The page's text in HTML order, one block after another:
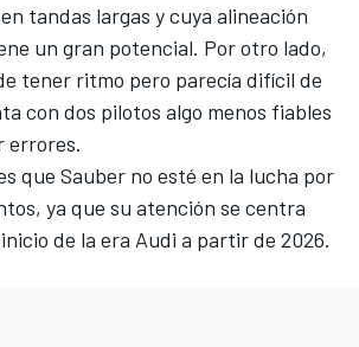
tandas largas y cuya alineación
un gran potencial. Por otro lado,
tener ritmo pero parecía difícil de
con dos pilotos algo menos fiables
errores.
que Sauber no esté en la lucha por
ya que su atención se centra
de la era Audi a partir de 2026.